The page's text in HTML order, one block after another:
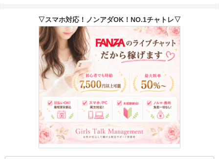
▽スマホ対応！ノンアダOK！NO.1チャトレ▽